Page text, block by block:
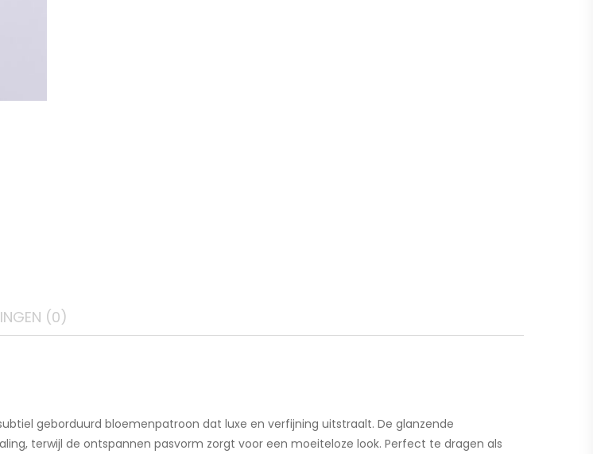
(0)
geborduurd bloemenpatroon dat luxe en verfijning uitstraalt. De glanzende
terwijl de ontspannen pasvorm zorgt voor een moeiteloze look. Perfect te dragen als